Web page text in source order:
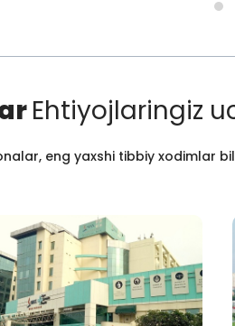
Ehtiyojlaringiz
eng yaxshi tibbiy xodimlar